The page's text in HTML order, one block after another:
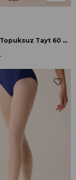
Pridance Topuksuz Tayt 60 Denye Pembe 8122